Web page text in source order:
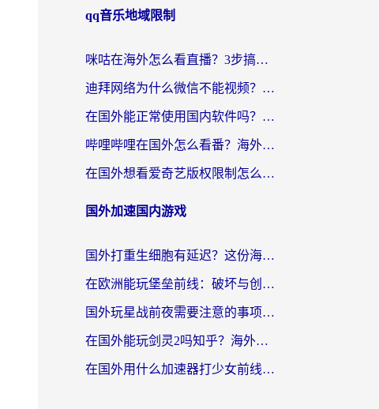
qq音乐地域限制
咪咕在海外怎么看直播？3步搞定地域限制，还能畅看腾讯视频与国内热剧
迪拜网络为什么微信不能视频？海外党必看的回国加速全攻略
在国外能正常使用国内软件吗？海外党亲测有效的无缝访问指南
哔哩哔哩在国外怎么看番？海外党追剧看片的终极解决方案
在国外想看爱奇艺版权限制怎么办？海外华人必看的追剧自由指南
国外加速国内游戏
国外打重生细胞有延迟？这份海外畅玩国服游戏加速器终极指南请收好
在欧洲能玩堡垒前线：破坏与创造吗？海外党国服游戏不卡顿的秘密
国外玩星战前夜需要注意的事项：一份来自老玩家的网络生存指南
在国外能玩剑灵2吗知乎？海外党亲测有效的国服游戏加速指南
在国外用什么加速器打少女前线：云图计划不卡？一个老玩家的掏心分享